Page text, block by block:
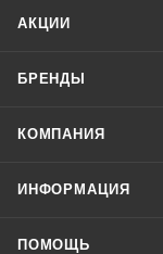
АКЦИИ
БРЕНДЫ
КОМПАНИЯ
ИНФОРМАЦИЯ
ПОМОЩЬ